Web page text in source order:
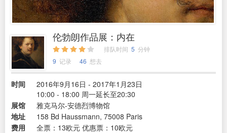
伦勃朗作品展：内在
排队时间 5 分钟
9 记录 46 想去
时间
2016年9月16日 - 2017年1月23日
10:00 - 18:00 周一延长至20:30
展馆
雅克马尔-安德烈博物馆
地址
158 Bd Haussmann, 75008 Paris
费用
全票：13欧元 优惠票：10欧元